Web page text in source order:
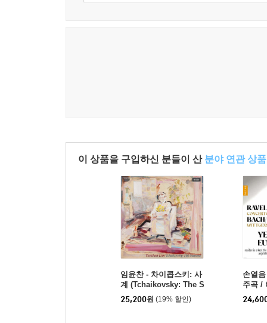
이 상품을 구입하신 분들이 산 분야 연관 상품
임윤찬 - 차이콥스키: 사
계 (Tchaikovsky: The S
easons, Op. 37a)
25,200원 (19% 할인)
손열
주곡 /
el: